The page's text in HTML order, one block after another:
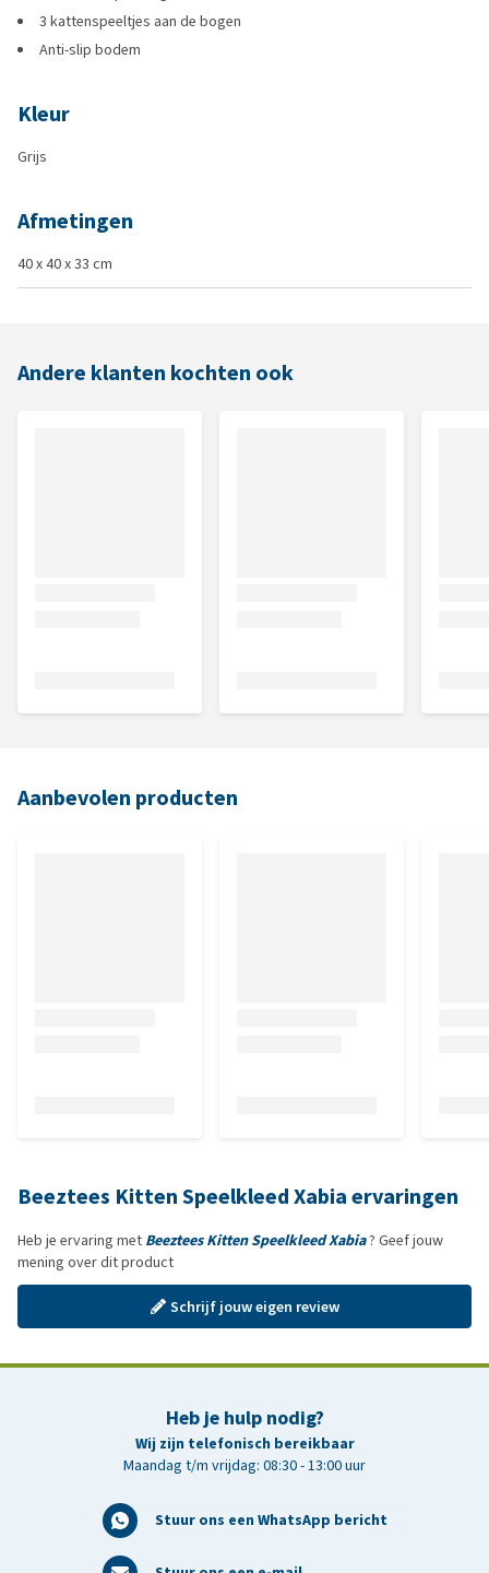
3 kattenspeeltjes aan de bogen
Anti-slip bodem
Kleur
Grijs
Afmetingen
40 x 40 x 33 cm
Andere klanten kochten ook
Aanbevolen producten
Beeztees Kitten Speelkleed Xabia ervaringen
Heb je ervaring met Beeztees Kitten Speelkleed Xabia? Geef jouw
mening over dit product
Schrijf jouw eigen review
Heb je hulp nodig?
Wij zijn telefonisch bereikbaar
Maandag t/m vrijdag: 08:30 - 13:00 uur
Stuur ons een WhatsApp bericht